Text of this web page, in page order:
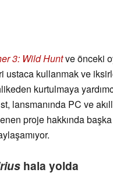
3: Wild Huntve önceki
ustaca kullanmak ve
kurtulmaya
lansmanında PC ve
proje hakkında
hala yolda